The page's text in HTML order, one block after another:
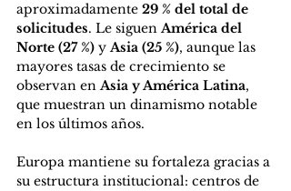
aproximadamente 29 % del total de
solicitudes. Le siguen América del
Norte (27 %) y Asia (25 %), aunque las
mayores tasas de crecimiento se
observan en Asia y América Latina,
que muestran un dinamismo notable
en los últimos años.
Europa mantiene su fortaleza gracias a
su estructura institucional: centros de